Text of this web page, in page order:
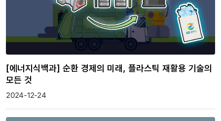
[에너지식백과] 순환 경제의 미래, 플라스틱 재활용 기술의
모든 것
2024-12-24